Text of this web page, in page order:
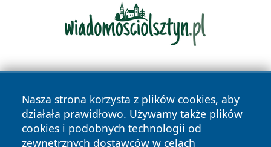
Nasza strona korzysta z plików cookies, aby
działała prawidłowo. Używamy także plików
cookies i podobnych technologii od
zewnętrznych dostawców w celach